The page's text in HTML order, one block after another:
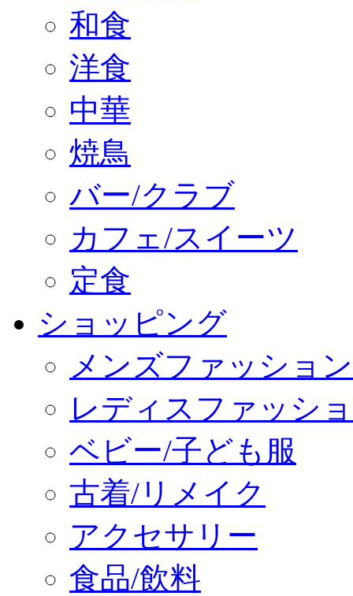
和食
洋食
中華
焼鳥
バー/クラブ
カフェ/スイーツ
定食
ショッピング
メンズファッション
レディスファッシ
ベビー/子ども服
古着/リメイク
アクセサリー
食品/飲料